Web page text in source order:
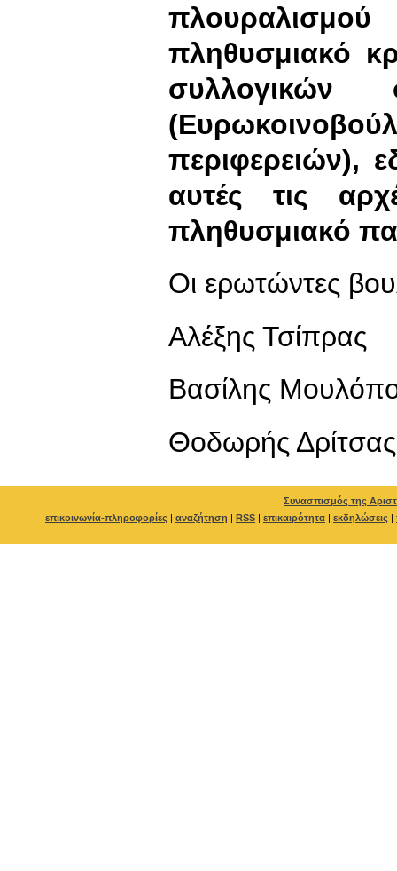
πληθυσμιακό
περιφερειών),
αυτές τις
πληθυσμιακό
Οι ερωτώντες
Αλέξης Τσίπρας
Βασίλης
Θοδωρής Δρίτσας
Συνασπισμός της
επικοινωνία-πληροφορίες | αναζήτηση | RSS | επικαιρότητα | εκδηλώσεις |